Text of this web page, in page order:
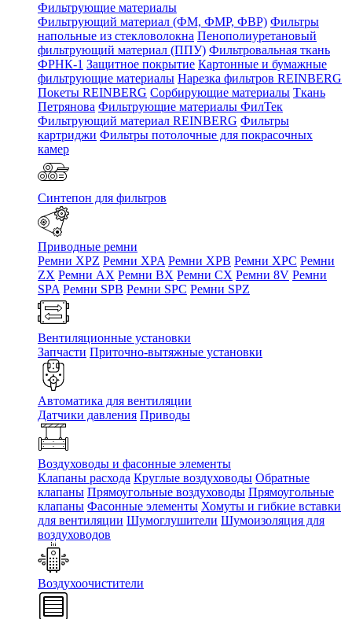
Фильтрующие материалы
Фильтрующий материал (ФМ, ФМР, ФВР) Фильтры
напольные из стекловолокна Пенополиуретановый
фильтрующий материал (ППУ) Фильтровальная ткань
ФРНК-1 Защитное покрытие Картонные и бумажные
фильтрующие материалы Нарезка фильтров REINBERG
Покеты REINBERG Сорбирующие материалы Ткань
Петрянова Фильтрующие материалы ФилТек
Фильтрующий материал REINBERG Фильтры
картриджи Фильтры потолочные для покрасочных
камер
Синтепон для фильтров
Приводные ремни
Ремни XPZ Ремни XPA Ремни XPB Ремни XPC Ремни
ZX Ремни AX Ремни BX Ремни CX Ремни 8V Ремни
SPA Ремни SPB Ремни SPC Ремни SPZ
Вентиляционные установки
Запчасти Приточно-вытяжные установки
Автоматика для вентиляции
Датчики давления Приводы
Воздуховоды и фасонные элементы
Клапаны расхода Круглые воздуховоды Обратные
клапаны Прямоугольные воздуховоды Прямоугольные
клапаны Фасонные элементы Хомуты и гибкие вставки
для вентиляции Шумоглушители Шумоизоляция для
воздуховодов
Воздухоочистители